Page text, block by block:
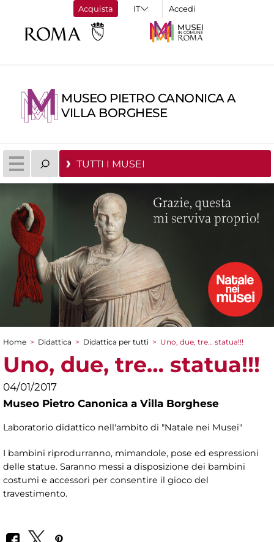
Acquista Accedi
MUSEO PIETRO CANONICA A
VILLA BORGHESE
TUTTI I MUSEI
Tu sei qui
Home > Didattica > Didattica per tutti > Uno, due, tre… statua!!!
Uno, due, tre… statua!!!
04/01/2017
Museo Pietro Canonica a Villa Borghese
Laboratorio didattico nell'ambito di "Natale nei Musei"
I bambini riprodurranno, mimandole, pose ed espressioni
delle statue. Saranno messi a disposizione dei bambini
costumi e accessori per consentire il gioco del
travestimento.